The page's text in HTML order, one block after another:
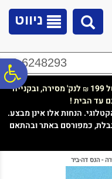
ניווט
02-6248293
₪ לנק' מסירה, ובקנייה
עד הבית !
הנחות אלו אינן מבצע.
כמפורסם באתר ובהתאם
- הנס דה-ביר